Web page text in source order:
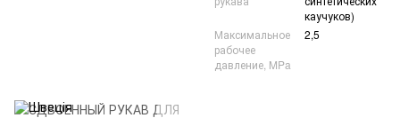
каучуков)
Максимальное
рабочее
давление, MPa
2,5